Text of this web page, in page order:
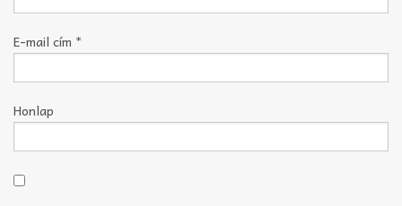
E-mail cím *
Honlap